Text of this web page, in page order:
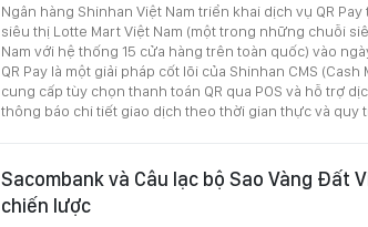
Ngân hàng Shinhan Việt Nam triển khai dịch vụ QR
siêu thị Lotte Mart Việt Nam (một trong những chuỗi
Nam với hệ thống 15 cửa hàng trên toàn quốc) vào
QR Pay là một giải pháp cốt lõi của Shinhan CMS (Cash
cung cấp tùy chọn thanh toán QR qua POS và hỗ trợ
thông báo chi tiết giao dịch theo thời gian thực và quy
Sacombank và Câu lạc bộ Sao Vàng Đất
chiến lược